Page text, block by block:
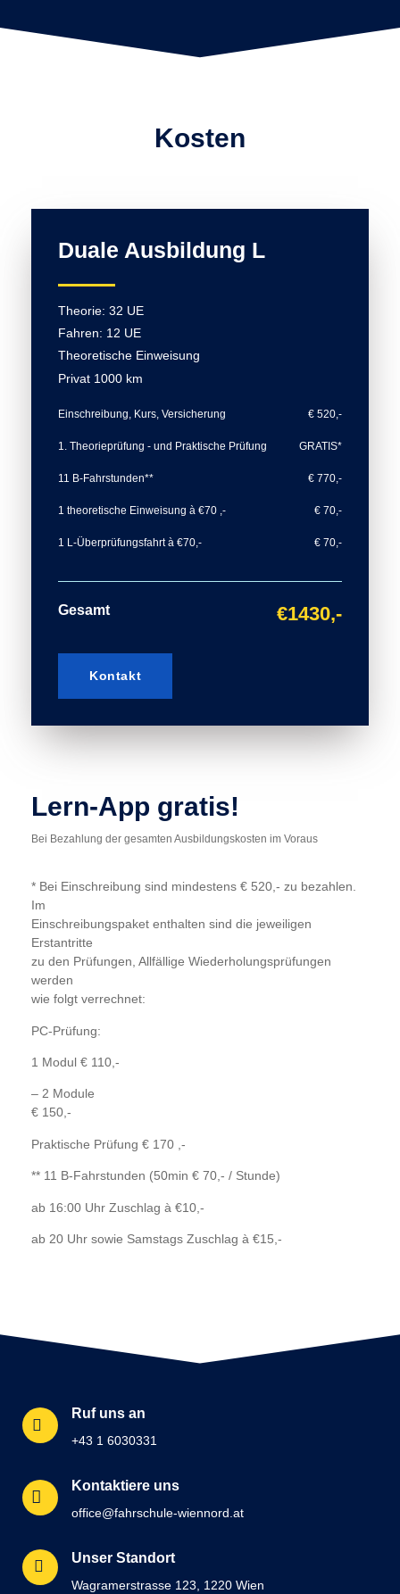
Kosten
Duale Ausbildung L
Theorie: 32 UE
Fahren: 12 UE
Theoretische Einweisung
Privat 1000 km
Einschreibung, Kurs, Versicherung € 520,-
1. Theorieprüfung - und Praktische Prüfung GRATIS*
11 B-Fahrstunden** € 770,-
1 theoretische Einweisung à €70 ,- € 70,-
1 L-Überprüfungsfahrt à €70,- € 70,-
Gesamt €1430,-
Kontakt
Lern-App gratis!
Bei Bezahlung der gesamten Ausbildungskosten im Voraus
* Bei Einschreibung sind mindestens € 520,- zu bezahlen.
Im
Einschreibungspaket enthalten sind die jeweiligen
Erstantritte
zu den Prüfungen, Allfällige Wiederholungsprüfungen
werden
wie folgt verrechnet:
PC-Prüfung:
1 Modul € 110,-
– 2 Module
€ 150,-
Praktische Prüfung € 170 ,-
** 11 B-Fahrstunden (50min € 70,- / Stunde)
ab 16:00 Uhr Zuschlag à €10,-
ab 20 Uhr sowie Samstags Zuschlag à €15,-
Ruf uns an
+43 1 6030331
Kontaktiere uns
office@fahrschule-wiennord.at
Unser Standort
Wagramerstrasse 123, 1220 Wien